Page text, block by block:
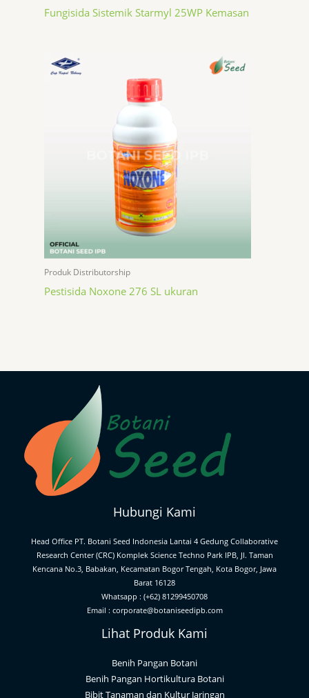
Fungisida Sistemik Starmyl 25WP Kemasan
Produk Distributorship
Pestisida Noxone 276 SL ukuran
Hubungi Kami
Head Office PT. Botani Seed Indonesia Lantai 4 Gedung Collaborative
Research Center (CRC) Komplek Science Techno Park IPB, Jl. Taman
Kencana No.3, Babakan, Kecamatan Bogor Tengah, Kota Bogor, Jawa
Barat 16128
Whatsapp : (+62) 81299450708
Email : corporate@botaniseedipb.com
Lihat Produk Kami
Benih Pangan Botani
Benih Pangan Hortikultura Botani
Bibit Tanaman dan Kultur Jaringan